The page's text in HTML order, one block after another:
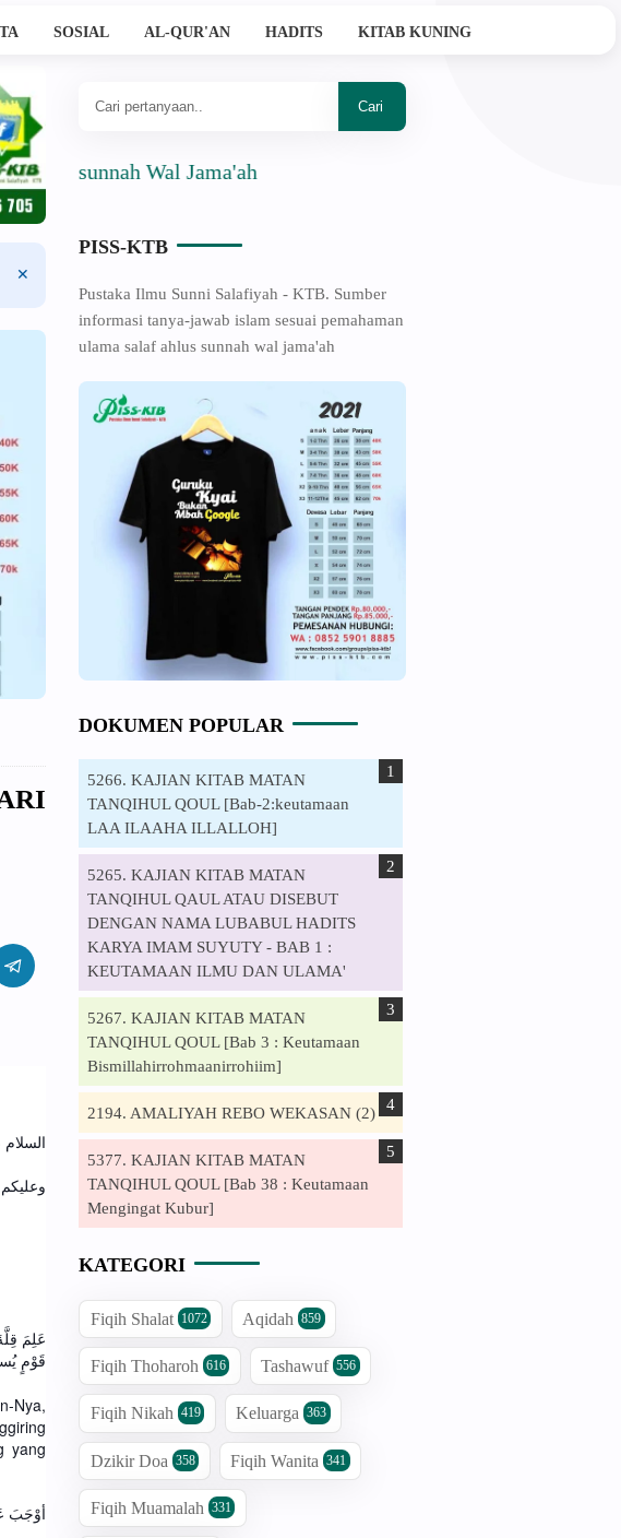
SOSIAL AL-QUR'AN HADITS KITAB KUNING
عَلِمَ
قَوْمٍ
Nya,
yang
أوْجَبَ
Wal Jama'ah
PISS-KTB
Pustaka Ilmu Sunni Salafiyah - KTB. Sumber
informasi tanya-jawab islam sesuai pemahaman
ulama salaf ahlus sunnah wal jama'ah
DOKUMEN POPULAR
5266. KAJIAN KITAB MATAN
TANQIHUL QOUL [Bab-2:keutamaan
LAA ILAAHA ILLALLOH]
5265. KAJIAN KITAB MATAN
TANQIHUL QAUL ATAU DISEBUT
DENGAN NAMA LUBABUL HADITS
KARYA IMAM SUYUTY - BAB 1 :
KEUTAMAAN ILMU DAN ULAMA'
5267. KAJIAN KITAB MATAN
TANQIHUL QOUL [Bab 3 : Keutamaan
Bismillahirrohmaanirrohiim]
2194. AMALIYAH REBO WEKASAN (2)
5377. KAJIAN KITAB MATAN
TANQIHUL QOUL [Bab 38 : Keutamaan
Mengingat Kubur]
KATEGORI
Fiqih Shalat 1072 Aqidah 859
Fiqih Thoharoh 616 Tashawuf 556
Fiqih Nikah 419 Keluarga 363
Dzikir Doa 358 Fiqih Wanita 341
Fiqih Muamalah 331